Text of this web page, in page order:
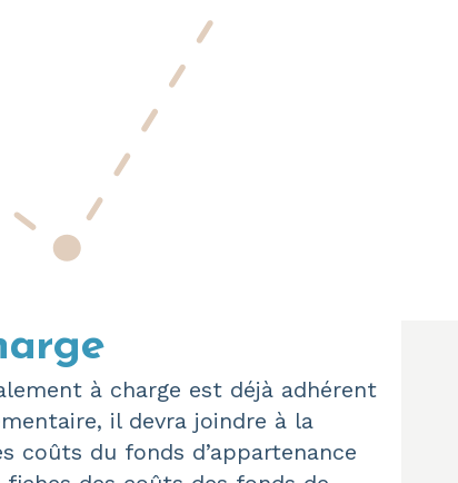
à charge est déjà adhérent
il devra joindre à la
coûts du fonds d’appartenance